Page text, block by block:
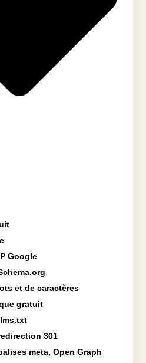
Google
et de caractères
gratuit
301
meta, Open Graph